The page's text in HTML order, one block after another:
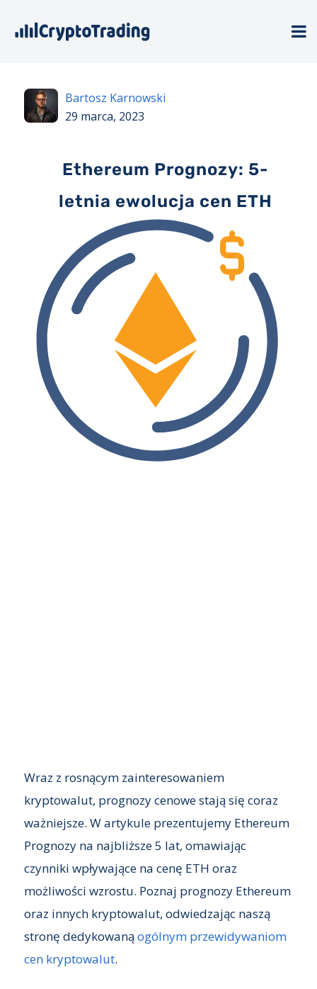
Bartosz Karnowski
29 marca, 2023
Ethereum Prognozy: 5-
letnia ewolucja cen ETH
Wraz z rosnącym zainteresowaniem
kryptowalut, prognozy cenowe stają się coraz
ważniejsze. W artykule prezentujemy Ethereum
Prognozy na najbliższe 5 lat, omawiając
czynniki wpływające na cenę ETH oraz
możliwości wzrostu. Poznaj prognozy Ethereum
oraz innych kryptowalut, odwiedzając naszą
stronę dedykowaną ogólnym przewidywaniom
cen kryptowalut.